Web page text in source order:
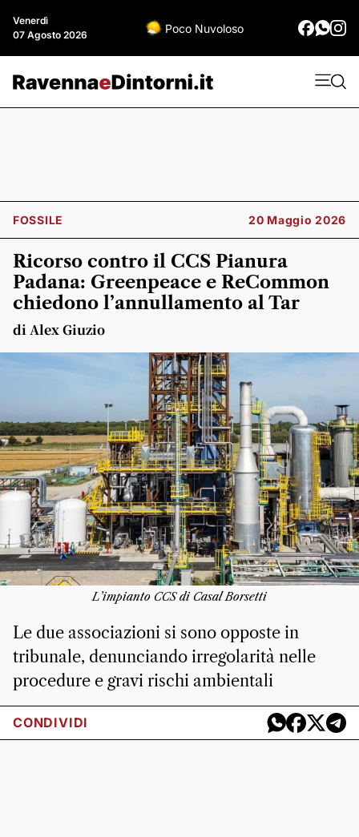
Venerdì
07 Agosto 2026
Poco Nuvoloso
FOSSILE 20 Maggio 2026
Ricorso contro il CCS Pianura
Padana: Greenpeace e ReCommon
chiedono l’annullamento al Tar
di Alex Giuzio
L’impianto CCS di Casal Borsetti
Le due associazioni si sono opposte in
tribunale, denunciando irregolarità nelle
procedure e gravi rischi ambientali
CONDIVIDI